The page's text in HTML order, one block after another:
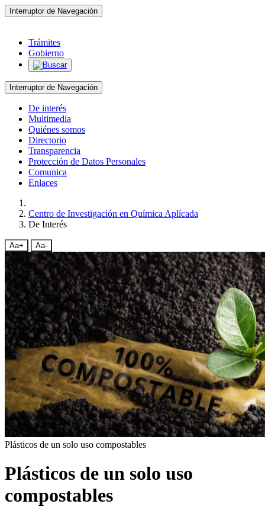
Interruptor de Navegación
Trámites
Gobierno
Interruptor de Navegación
De interés
Multimedia
Quiénes somos
Directorio
Transparencia
Protección de Datos Personales
Comunica
Enlaces
Centro de Investigación en Química Aplícada
De Interés
Aa+ Aa-
Plásticos de un solo uso compostables
Plásticos de un solo uso
compostables